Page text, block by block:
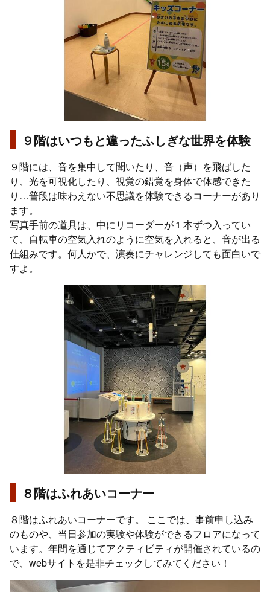
９階はいつもと違ったふしぎな世界を体験
９階には、音を集中して聞いたり、音（声）を飛ばした
り、光を可視化したり、視覚の錯覚を身体で体感できた
り…普段は味わえない不思議を体験できるコーナーがあり
ます。
写真手前の道具は、中にリコーダーが１本ずつ入ってい
て、自転車の空気入れのように空気を入れると、音が出る
仕組みです。何人かで、演奏にチャレンジしても面白いで
すよ。
８階はふれあいコーナー
８階はふれあいコーナーです。 ここでは、事前申し込み
のものや、当日参加の実験や体験ができるフロアになって
います。年間を通じてアクティビティが開催されているの
で、webサイトを是非チェックしてみてください！